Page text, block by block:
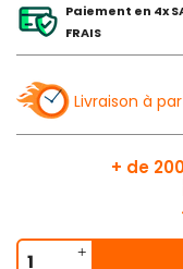
Paiement en 4x
FRAIS
Livraison à
+ de